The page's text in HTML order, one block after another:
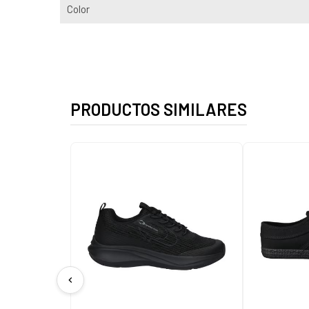
Color
PRODUCTOS SIMILARES
chevron_left